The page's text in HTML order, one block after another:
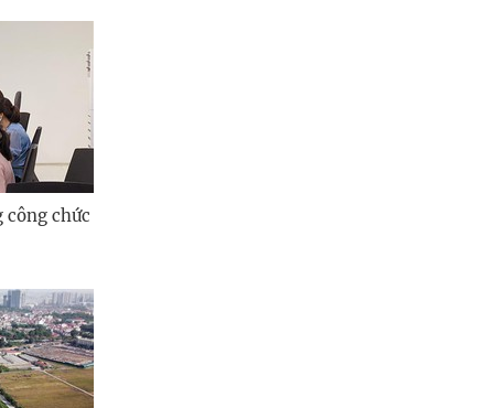
công chức